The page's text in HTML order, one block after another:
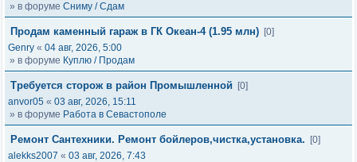
» в форуме Сниму / Сдам
Продам каменный гараж в ГК Океан-4 (1.95 млн) [0]
Genry « 04 авг, 2026, 5:00
» в форуме Куплю / Продам
Требуется сторож в район Промышленной
[0]
anvor05 « 03 авг, 2026, 15:11
» в форуме Работа в Севастополе
Ремонт Сантехники. Ремонт бойлеров,чистка,установка.
[0]
alekks2007 « 03 авг, 2026, 7:43